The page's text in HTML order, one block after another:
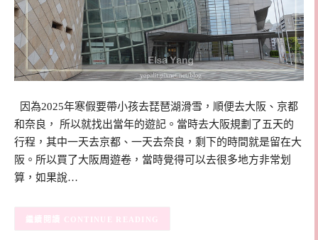
因為2025年寒假要帶小孩去琵琶湖滑雪，順便去大阪、京都
和奈良， 所以就找出當年的遊記。當時去大阪規劃了五天的
行程，其中一天去京都、一天去奈良，剩下的時間就是留在大
阪。所以買了大阪周遊卷，當時覺得可以去很多地方非常划
算，如果說…
CONTINUE READING